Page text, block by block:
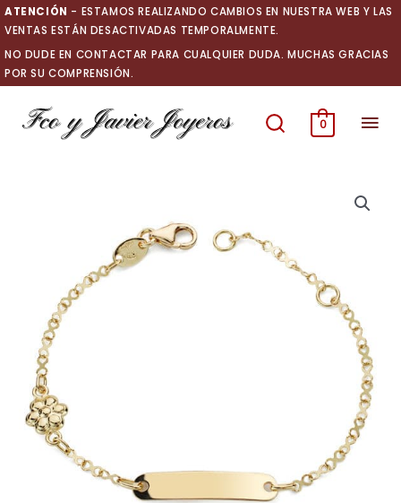
Ir
al
contenido
ATENCIÓN - ESTAMOS REALIZANDO CAMBIOS EN NUESTRA WEB Y LAS
VENTAS ESTÁN DESACTIVADAS TEMPORALMENTE.
NO DUDE EN CONTACTAR PARA CUALQUIER DUDA. MUCHAS GRACIAS
POR SU COMPRENSIÓN.
0